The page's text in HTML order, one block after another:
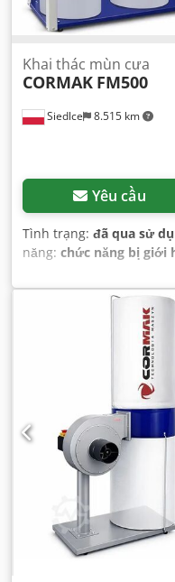
Siedlce 8.515 km
Khai thác mùn cưa
CORMAK FM500
Yêu cầu
Tình trạng: đã qua sử
năng: chức năng bị giới